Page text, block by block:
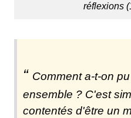
réflexions
Comment a-t-on
ensemble ? C'est
contentés d'être un